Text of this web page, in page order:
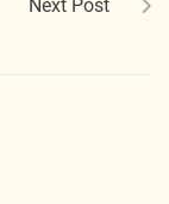
Next Post